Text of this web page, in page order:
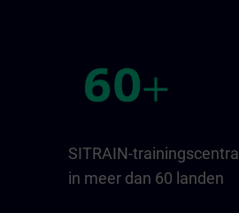
SITRAIN-trainingscentra
in meer dan 60 landen